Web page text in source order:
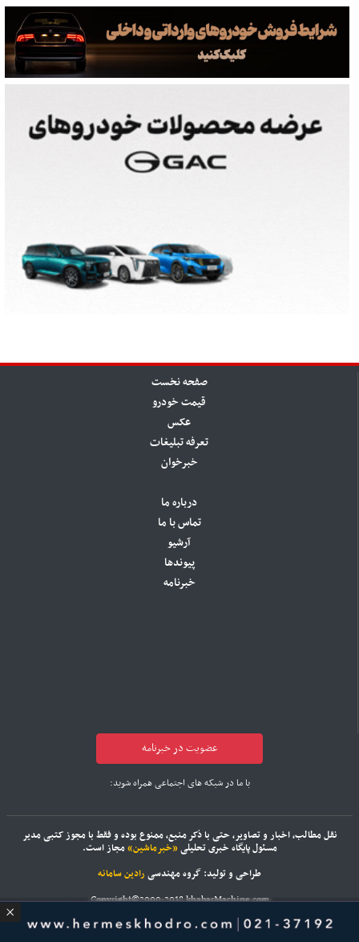
صفحه نخست
قیمت خودرو
عکس
تعرفه تبلیغات
خبرخوان
درباره ما
تماس با ما
آرشیو
پیوندها
خبرنامه
عضویت در خبرنامه
با ما در شبکه های اجتماعی همراه شوید:
نقل مطالب، اخبار و تصاویر، حتی با ذکر منبع، ممنوع بوده و فقط با مجوز کتبی مدیر
مسئول پایگاه خبری تحلیلی «خبرماشین»مجاز است.
طراحی و تولید: گروه مهندسی رادین سامانه
Copyright©2000-2018 khabarMachine.com
src='https://www.google.com/recaptcha/api.js?hl=fa'>